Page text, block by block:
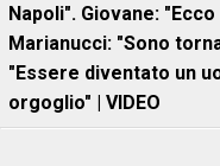
Napoli". Giovane:
Marianucci: "Sono
"Essere diventato un
orgoglio" | VIDEO